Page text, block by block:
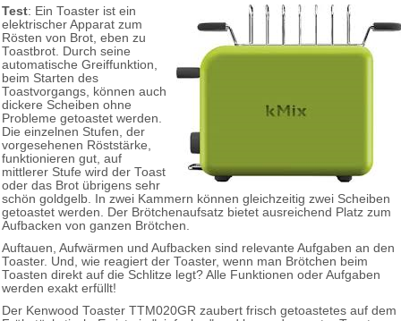
Test: Ein Toaster ist ein
elektrischer Apparat zum
Rösten von Brot, eben zu
Toastbrot. Durch seine
automatische Greiffunktion,
beim Starten des
Toastvorgangs, können auch
dickere Scheiben ohne
Probleme getoastet werden.
Die einzelnen Stufen, der
vorgesehenen Röststärke,
funktionieren gut, auf
mittlerer Stufe wird der Toast
oder das Brot übrigens sehr
schön goldgelb. In zwei Kammern können gleichzeitig zwei Scheiben
getoastet werden. Der Brötchenaufsatz bietet ausreichend Platz zum
Aufbacken von ganzen Brötchen.
Auftauen, Aufwärmen und Aufbacken sind relevante Aufgaben an den
Toaster. Und, wie reagiert der Toaster, wenn man Brötchen beim
Toasten direkt auf die Schlitze legt? Alle Funktionen oder Aufgaben
werden exakt erfüllt!
Der Kenwood Toaster TTM020GR zaubert frisch getoastetes auf dem